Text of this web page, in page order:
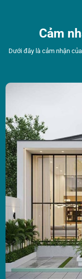
Cảm
Dưới đây là cảm nhận